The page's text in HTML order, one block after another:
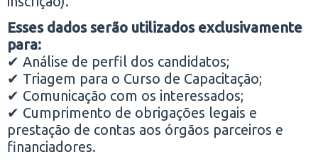
Esses dados serão utilizados exclusivamente
para:
✔ Análise de perfil dos candidatos;
✔ Triagem para o Curso de Capacitação;
✔ Comunicação com os interessados;
✔ Cumprimento de obrigações legais e
prestação de contas aos órgãos parceiros e
financiadores.